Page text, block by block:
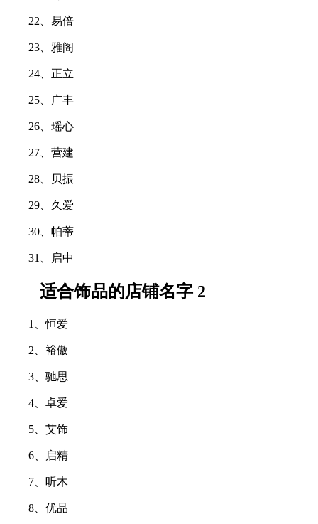
22、易倍
23、雅阁
24、正立
25、广丰
26、瑶心
27、营建
28、贝振
29、久爱
30、帕蒂
31、启中
适合饰品的店铺名字 2
1、恒爱
2、裕傲
3、驰思
4、卓爱
5、艾饰
6、启精
7、听木
8、优品